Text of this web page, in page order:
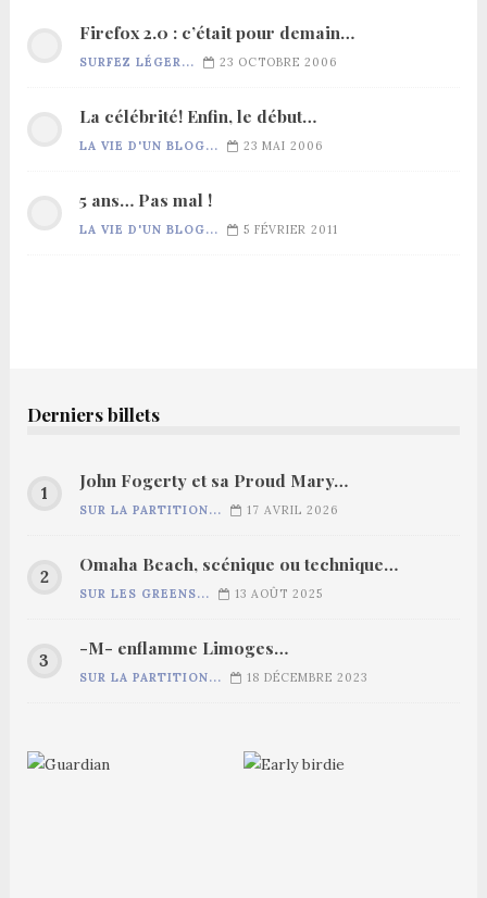
Firefox 2.0 : c’était pour demain…
SURFEZ LÉGER... 23 OCTOBRE 2006
La célébrité! Enfin, le début…
LA VIE D'UN BLOG... 23 MAI 2006
5 ans… Pas mal !
LA VIE D'UN BLOG... 5 FÉVRIER 2011
Derniers billets
John Fogerty et sa Proud Mary…
SUR LA PARTITION... 17 AVRIL 2026
Omaha Beach, scénique ou technique…
SUR LES GREENS... 13 AOÛT 2025
-M- enflamme Limoges…
SUR LA PARTITION... 18 DÉCEMBRE 2023